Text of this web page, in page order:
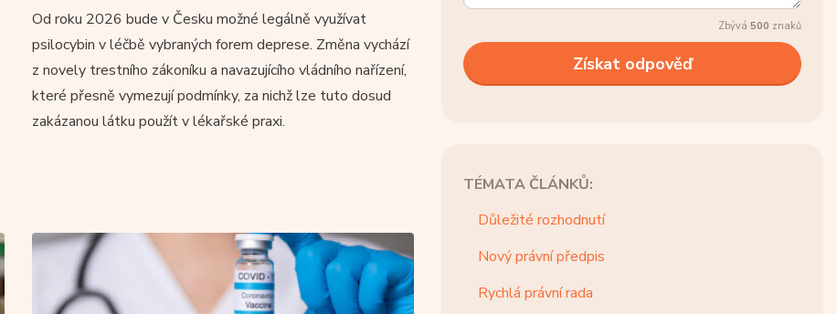
Od roku 2026 bude v Česku možné legálně využívat
psilocybin v léčbě vybraných forem deprese. Změna vychází
z novely trestního zákoníku a navazujícího vládního nařízení,
které přesně vymezují podmínky, za nichž lze tuto dosud
zakázanou látku použít v lékařské praxi.
Zbývá 500 znaků
TÉMATA ČLÁNKŮ:
Důležité rozhodnutí
Nový právní předpis
Rychlá právní rada